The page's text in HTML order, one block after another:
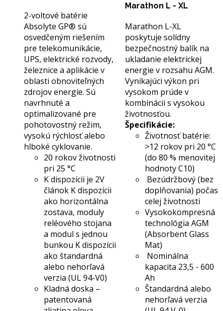
2-voltové batérie
Absolyte GP® sú
osvedčeným riešením
pre telekomunikácie,
UPS, elektrické rozvody,
železnice a aplikácie v
oblasti obnoviteľných
zdrojov energie. Sú
navrhnuté a
optimalizované pre
pohotovostný režim,
vysokú rýchlosť alebo
hlboké cyklovanie.
20 rokov životnosti
pri 25 °C
K dispozícii je 2V
článok K dispozícii
ako horizontálna
zostava, moduly
reléového stojana
a modul s jednou
bunkou K dispozícii
ako štandardná
alebo nehorľavá
verzia (UL 94-V0)
Kladná doska –
patentovaná
Marathon L - XL
Marathon L-XL
poskytuje solídny
bezpečnostný balík na
ukladanie elektrickej
energie v rozsahu AGM.
Vynikajúci výkon pri
vysokom prúde v
kombinácii s vysokou
životnosťou.
Špecifikácie:
Životnosť batérie:
>12 rokov pri 20 °C
(do 80 % menovitej
hodnoty C10)
Bezúdržbový (bez
doplňovania) počas
celej životnosti
Vysokokompresná
technológia AGM
(Absorbent Glass
Mat)
Nominálna
kapacita 23,5 - 600
Ah
Štandardná alebo
nehorľavá verzia